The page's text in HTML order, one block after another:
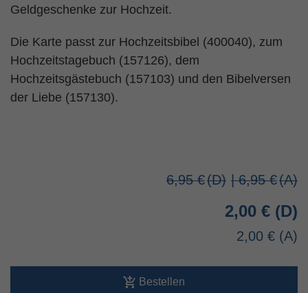
Geldgeschenke zur Hochzeit.
Die Karte passt zur Hochzeitsbibel (400040), zum
Hochzeitstagebuch (157126), dem
Hochzeitsgästebuch (157103) und den Bibelversen
der Liebe (157130).
6,95 € | 6,95 €
2,00 €
2,00 €
Bestellen